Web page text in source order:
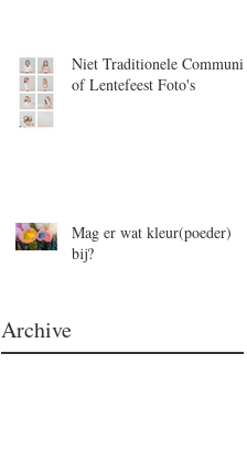
Niet Traditionele Communie-
of Lentefeest Foto's
Mag er wat kleur(poeder)
bij?
Archive